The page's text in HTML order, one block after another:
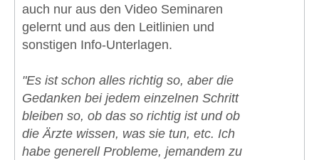
auch nur aus den Video Seminaren
gelernt und aus den Leitlinien und
sonstigen Info-Unterlagen.
"Es ist schon alles richtig so, aber die
Gedanken bei jedem einzelnen Schritt
bleiben so, ob das so richtig ist und ob
die Ärzte wissen, was sie tun, etc. Ich
habe generell Probleme, jemandem zu